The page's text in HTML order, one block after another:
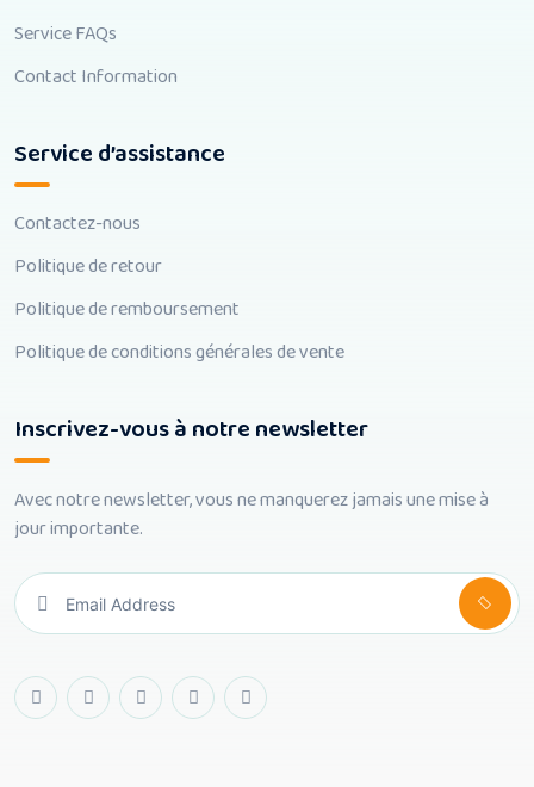
Service FAQs
Contact Information
Service d’assistance
Contactez-nous
Politique de retour
Politique de remboursement
Politique de conditions générales de vente
Inscrivez-vous à notre newsletter
Avec notre newsletter, vous ne manquerez jamais une mise à
jour importante.